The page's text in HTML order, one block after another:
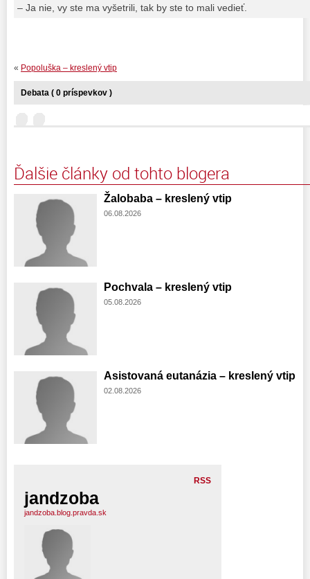
– Ja nie, vy ste ma vyšetrili, tak by ste to mali vedieť.
« Popoluška – kreslený vtip
Debata ( 0 príspevkov )
Ďalšie články od tohto blogera
Žalobaba – kreslený vtip
06.08.2026
Pochvala – kreslený vtip
05.08.2026
Asistovaná eutanázia – kreslený vtip
02.08.2026
RSS
jandzoba
jandzoba.blog.pravda.sk